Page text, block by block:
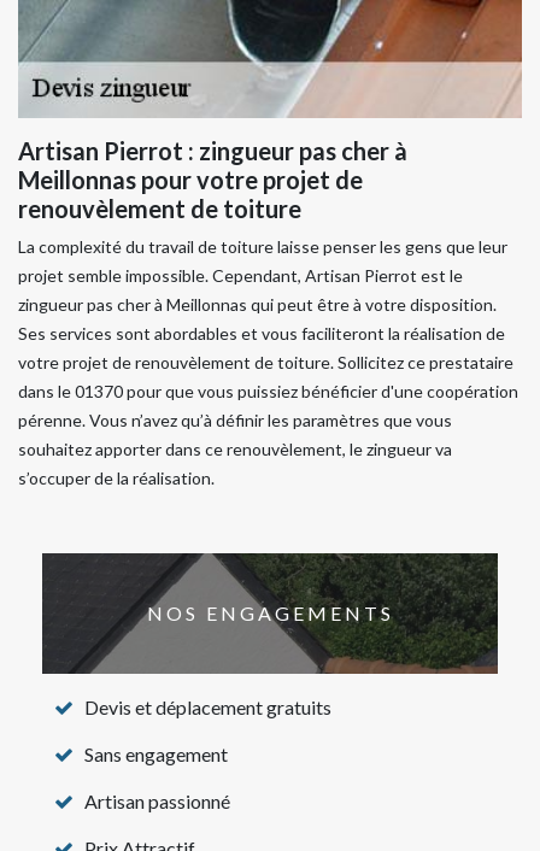
Artisan Pierrot : zingueur pas cher à
Meillonnas pour votre projet de
renouvèlement de toiture
La complexité du travail de toiture laisse penser les gens que leur
projet semble impossible. Cependant, Artisan Pierrot est le
zingueur pas cher à Meillonnas qui peut être à votre disposition.
Ses services sont abordables et vous faciliteront la réalisation de
votre projet de renouvèlement de toiture. Sollicitez ce prestataire
dans le 01370 pour que vous puissiez bénéficier d'une coopération
pérenne. Vous n’avez qu’à définir les paramètres que vous
souhaitez apporter dans ce renouvèlement, le zingueur va
s’occuper de la réalisation.
NOS ENGAGEMENTS
Devis et déplacement gratuits
Sans engagement
Artisan passionné